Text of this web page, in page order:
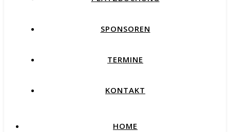
SPONSOREN
TERMINE
KONTAKT
HOME